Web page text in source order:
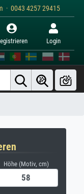
· 0043 4257 29415
Login
Höhe (Motiv, cm)